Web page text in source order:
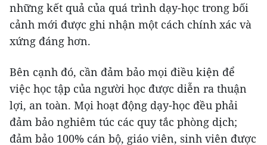
những kết quả của quá trình dạy-học trong bối
cảnh mới được ghi nhận một cách chính xác và
xứng đáng hơn.
Bên cạnh đó, cần đảm bảo mọi điều kiện để
việc học tập của người học được diễn ra thuận
lợi, an toàn. Mọi hoạt động dạy-học đều phải
đảm bảo nghiêm túc các quy tắc phòng dịch;
đảm bảo 100% cán bộ, giáo viên, sinh viên được